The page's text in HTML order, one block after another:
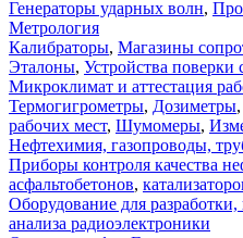
Генераторы ударных волн,
Метрология
Калибраторы, Магазины
Эталоны, Устройства поверки
Микроклимат и аттестация
Термогигрометры, Дозиметры,
рабочих мест, Шумомеры,
Нефтехимия, газопроводы,
Приборы контроля качества
асфальтобетонов,
Оборудование для
анализа радиоэлектроники